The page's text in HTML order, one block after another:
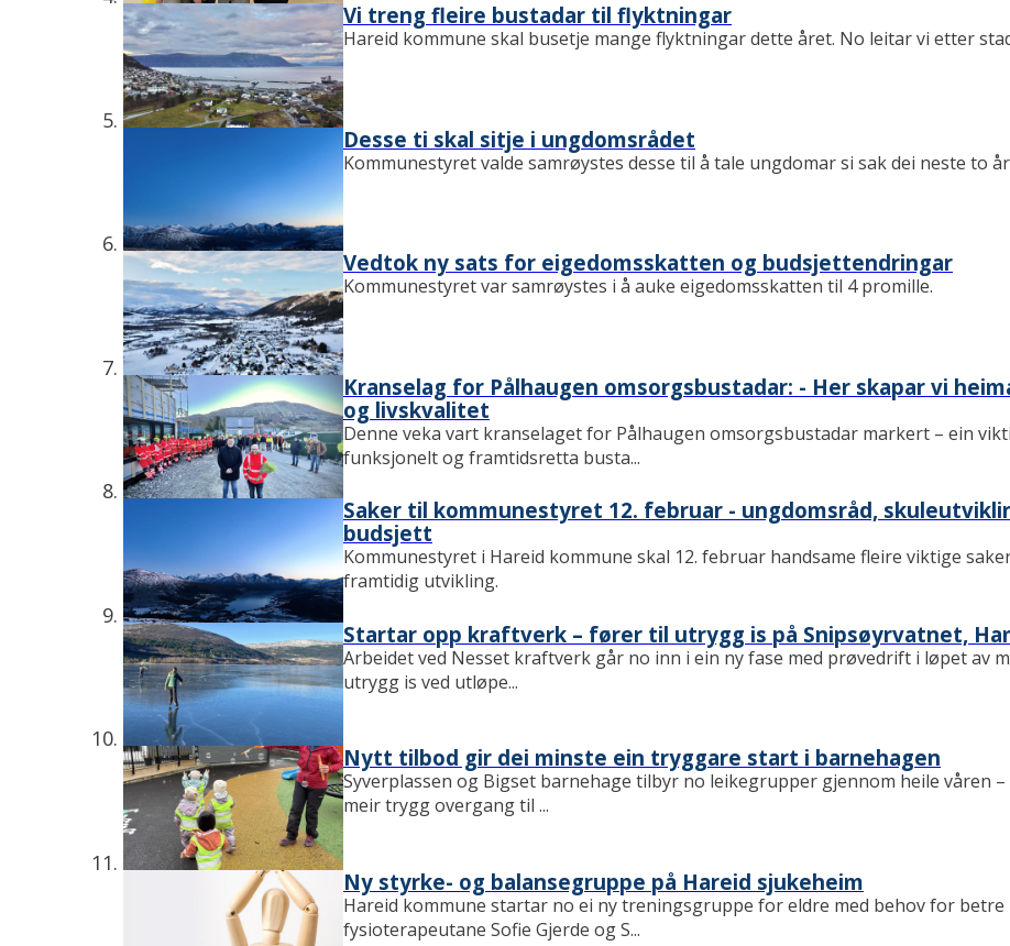
Vi treng fleire bustadar til flyktningar
Hareid kommune skal busetje mange flyktningar dette året. No leitar vi etter
Desse ti skal sitje i ungdomsrådet
Kommunestyret valde samrøystes desse til å tale ungdomar si sak dei neste to
Vedtok ny sats for eigedomsskatten og budsjettendringar
Kommunestyret var samrøystes i å auke eigedomsskatten til 4 promille.
Kranselag for Pålhaugen omsorgsbustadar: - Her skapar vi
og livskvalitet
Denne veka vart kranselaget for Pålhaugen omsorgsbustadar markert – ein
funksjonelt og framtidsretta busta...
Saker til kommunestyret 12. februar - ungdomsråd,
budsjett
Kommunestyret i Hareid kommune skal 12. februar handsame fleire viktige
framtidig utvikling.
Startar opp kraftverk – fører til utrygg is på Snipsøyrvatnet,
Arbeidet ved Nesset kraftverk går no inn i ein ny fase med prøvedrift i løpet av
utrygg is ved utløpe...
Nytt tilbod gir dei minste ein tryggare start i barnehagen
Syverplassen og Bigset barnehage tilbyr no leikegrupper gjennom heile våren
meir trygg overgang til ...
Ny styrke- og balansegruppe på Hareid sjukeheim
Hareid kommune startar no ei ny treningsgruppe for eldre med behov for betre
fysioterapeutane Sofie Gjerde og S...